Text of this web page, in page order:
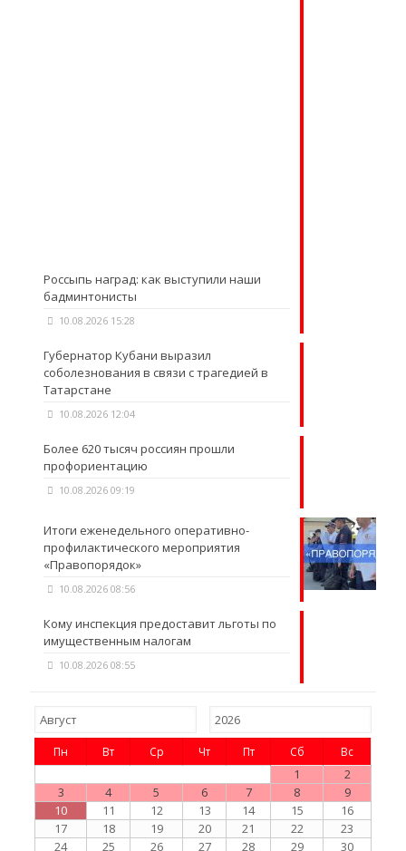
Россыпь наград: как выступили наши
бадминтонисты
10.08.2026 15:28
Губернатор Кубани выразил
соболезнования в связи с трагедией в
Татарстане
10.08.2026 12:04
Более 620 тысяч россиян прошли
профориентацию
10.08.2026 09:19
Итоги еженедельного оперативно-
профилактического мероприятия
«Правопорядок»
10.08.2026 08:56
Кому инспекция предоставит льготы по
имущественным налогам
10.08.2026 08:55
Пн Вт Ср Чт Пт Сб Вс
1
2
3
4 5 6 7 8
9
10
11 12 13 14 15
16
17
18 19 20 21 22
23
24
25 26 27 28 29
30